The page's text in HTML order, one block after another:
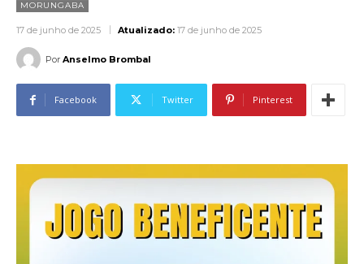
MORUNGABA
17 de junho de 2025 Atualizado: 17 de junho de 2025
Por Anselmo Brombal
Facebook Twitter Pinterest